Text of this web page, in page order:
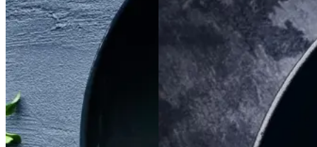
SatjaSatja de
pollopollo
BraiseretBraiseret
oksetværreboksetvæ
rreb